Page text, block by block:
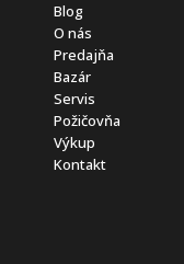
Blog
O nás
Predajňa
Bazár
Servis
Požičovňa
Výkup
Kontakt